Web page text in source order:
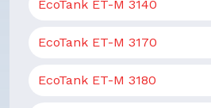
EcoTank ET-M 3140
EcoTank ET-M 3170
EcoTank ET-M 3180